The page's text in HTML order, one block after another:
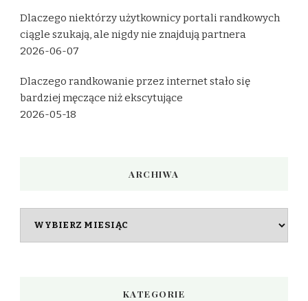
Dlaczego niektórzy użytkownicy portali randkowych
ciągle szukają, ale nigdy nie znajdują partnera
2026-06-07
Dlaczego randkowanie przez internet stało się
bardziej męczące niż ekscytujące
2026-05-18
ARCHIWA
KATEGORIE